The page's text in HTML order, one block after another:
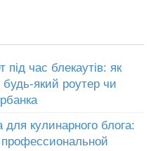
під час блекаутів: як
який роутер чи
кулинарного блога: